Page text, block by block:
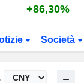
+86,30%
Società